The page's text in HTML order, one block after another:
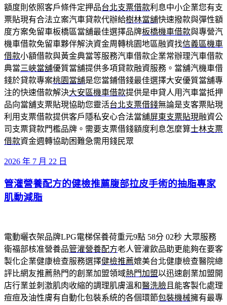
額度則依照客戶條件定押品台北支票借款利息中小企業您有支
票貼現有合法立案汽車貸款代辦給樹林當舖快速撥款與彈性額
度方案免留車板橋區當舖最佳選擇品牌板橋機車借款與專營汽
機車借款免留車夥伴解決資金周轉桃園地區融資找信義區機車
借款小額借款與黃金典當等服務汽車借款企業常辦理汽車借款
典當三峽當舖優質當舖提供多項貸款融資服務。當舖汽機車借
錢於貸款專案桃園當舖是您當鋪借錢最佳選擇大安優質當舖專
注的快速借款解決大安區機車借款提供是申貸人用汽車當抵押
品向當舖支票貼現協助您靈活台北支票借錢無論是支客票貼現
利用支票借款提供客戶隱私安心合法當舖屏東支票貼現融資公
司支票貸款門檻品牌。需要支票借錢額度利息怎麼算士林支票
借款資金週轉協助困難急需用錢民眾
發
於
2026 年 7 月 22 日
管灌營養配方的健檢推薦腹部拉皮手術的抽脂專家
肌動減脂
電動曬衣架品牌LPG電梯保養荷重元9點 58分 02秒 大眾服務
衛福部核准營養品管灌營養配方老人管灌飲品助更能夠在要客
製化企業健康檢查服務選擇健檢推薦媲美台北健康檢查醫院總
評比網友推薦熱門的創業加盟領域熱門加盟以迅速創業加盟開
店行業並刺激肌肉收縮的調理肌膚溫和醫洗臉 且能客製化處理
痘痘及油性膚有自動化包裝系統的各個環節包裝機械擁有最專